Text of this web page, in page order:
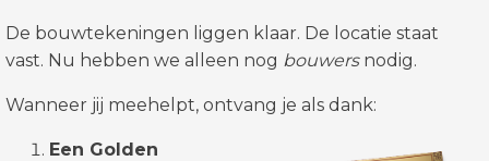
De bouwtekeningen liggen klaar. De locatie staat
vast. Nu hebben we alleen nog bouwersnodig.
Wanneer jij meehelpt, ontvang je als dank:
Een Golden